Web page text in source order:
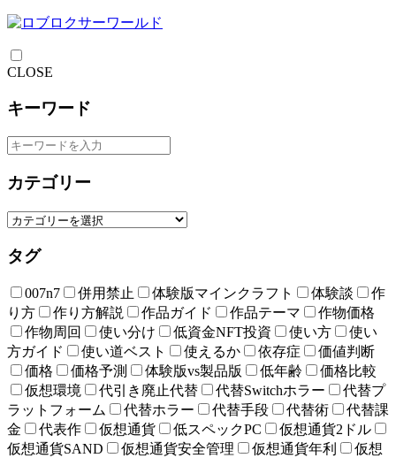
CLOSE
キーワード
カテゴリー
タグ
007n7 併用禁止 体験版マインクラフト 体験談
作
り方
作り方解説 作品ガイド 作品テーマ
作物価格
作物周回
使い分け 低資金NFT投資 使い方
使い
方ガイド
使い道ベスト 使えるか 依存症
価値判断
価格
価格予測 体験版vs製品版 低年齢
価格比較
仮想環境
代引き廃止代替 代替Switchホラー
代替プ
ラットフォーム
代替ホラー 代替手段 代替術
代替課
金
代表作 仮想通貨 低スペックPC
仮想通貨2ドル
仮想通貨SAND
仮想通貨安全管理 仮想通貨年利
仮想